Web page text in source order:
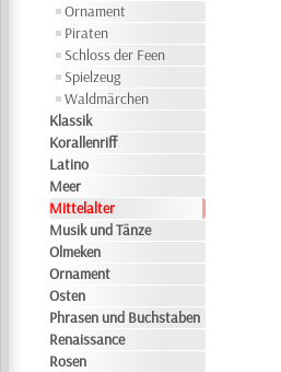
Ornament
Piraten
Schloss der Feen
Spielzeug
Waldmärchen
Klassik
Korallenriff
Latino
Meer
Mittelalter
Musik und Tänze
Olmeken
Ornament
Osten
Phrasen und Buchstaben
Renaissance
Rosen